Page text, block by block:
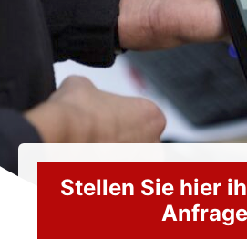
Stellen Sie hier
Anfrage